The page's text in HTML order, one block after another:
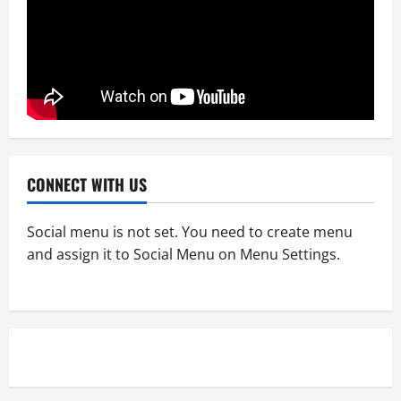
CONNECT WITH US
Social menu is not set. You need to create menu
and assign it to Social Menu on Menu Settings.
4 April 2, 2026
5
Entertainment News
বিজয় দিবসে ৭১ মিডিয়া ভিশন গুণীজন সম্মাননা পেলেন